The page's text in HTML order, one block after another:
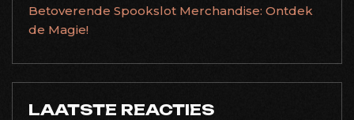
Betoverende Spookslot Merchandise: Ontdek
de Magie!
LAATSTE REACTIES